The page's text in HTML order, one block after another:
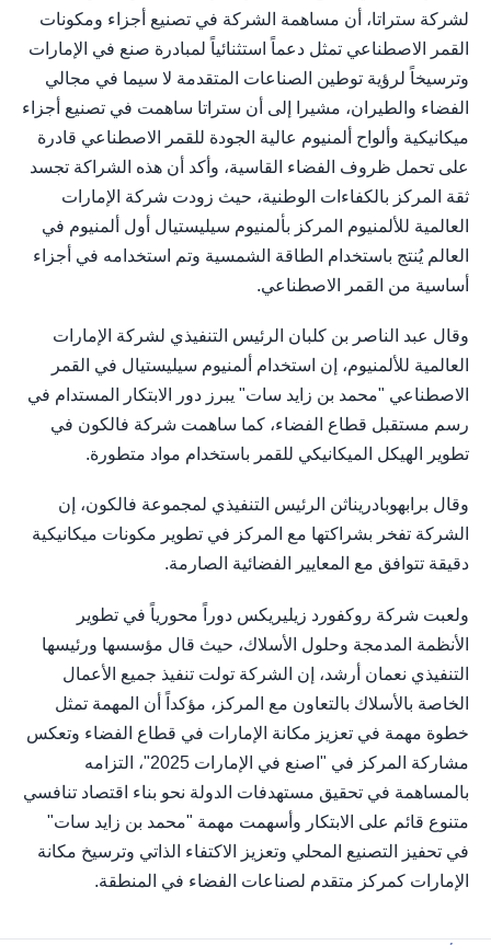
لشركة ستراتا، أن مساهمة الشركة في تصنيع أجزاء ومكونات
القمر الاصطناعي تمثل دعماً استثنائياً لمبادرة صنع في الإمارات
وترسيخاً لرؤية توطين الصناعات المتقدمة لا سيما في مجالي
الفضاء والطيران، مشيرا إلى أن ستراتا ساهمت في تصنيع أجزاء
ميكانيكية وألواح ألمنيوم عالية الجودة للقمر الاصطناعي قادرة
على تحمل ظروف الفضاء القاسية، وأكد أن هذه الشراكة تجسد
ثقة المركز بالكفاءات الوطنية، حيث زودت شركة الإمارات
العالمية للألمنيوم المركز بألمنيوم سيليستيال أول ألمنيوم في
العالم يُنتج باستخدام الطاقة الشمسية وتم استخدامه في أجزاء
أساسية من القمر الاصطناعي.
وقال عبد الناصر بن كلبان الرئيس التنفيذي لشركة الإمارات
العالمية للألمنيوم، إن استخدام ألمنيوم سيليستيال في القمر
الاصطناعي "محمد بن زايد سات" يبرز دور الابتكار المستدام في
رسم مستقبل قطاع الفضاء، كما ساهمت شركة فالكون في
تطوير الهيكل الميكانيكي للقمر باستخدام مواد متطورة.
وقال برابهوبادريناثن الرئيس التنفيذي لمجموعة فالكون، إن
الشركة تفخر بشراكتها مع المركز في تطوير مكونات ميكانيكية
دقيقة تتوافق مع المعايير الفضائية الصارمة.
ولعبت شركة روكفورد زيليريكس دوراً محورياً في تطوير
الأنظمة المدمجة وحلول الأسلاك، حيث قال مؤسسها ورئيسها
التنفيذي نعمان أرشد، إن الشركة تولت تنفيذ جميع الأعمال
الخاصة بالأسلاك بالتعاون مع المركز، مؤكداً أن المهمة تمثل
خطوة مهمة في تعزيز مكانة الإمارات في قطاع الفضاء وتعكس
مشاركة المركز في "اصنع في الإمارات 2025"، التزامه
بالمساهمة في تحقيق مستهدفات الدولة نحو بناء اقتصاد تنافسي
متنوع قائم على الابتكار وأسهمت مهمة "محمد بن زايد سات"
في تحفيز التصنيع المحلي وتعزيز الاكتفاء الذاتي وترسيخ مكانة
الإمارات كمركز متقدم لصناعات الفضاء في المنطقة.